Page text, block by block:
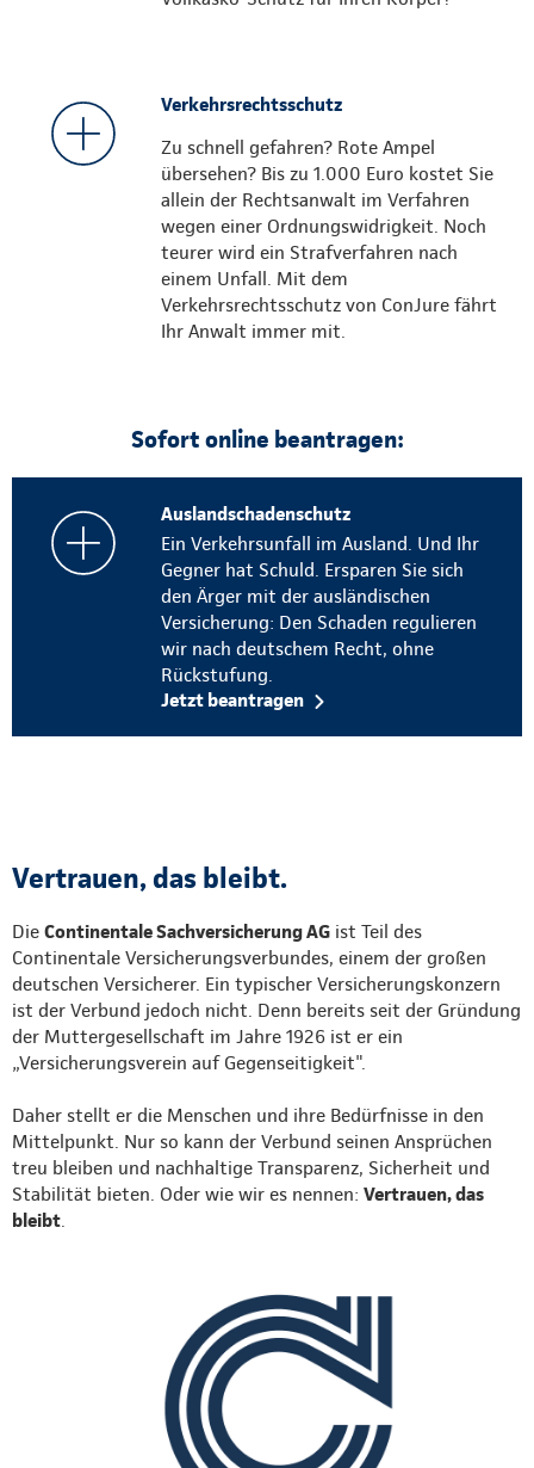
Verkehrsrechtsschutz
Zu schnell gefahren? Rote Ampel
übersehen? Bis zu 1.000 Euro kostet Sie
allein der Rechtsanwalt im Verfahren
wegen einer Ordnungswidrigkeit. Noch
teurer wird ein Strafverfahren nach
einem Unfall. Mit dem
Verkehrsrechtsschutz von ConJure fährt
Ihr Anwalt immer mit.
Sofort online beantragen:
Auslandschadenschutz
Ein Verkehrsunfall im Ausland. Und Ihr
Gegner hat Schuld. Ersparen Sie sich
den Ärger mit der ausländischen
Versicherung: Den Schaden regulieren
wir nach deutschem Recht, ohne
Rückstufung.
Jetzt beantragen
Vertrauen, das bleibt.
Die Continentale Sachversicherung AG ist Teil des
Continentale Versicherungsverbundes, einem der großen
deutschen Versicherer. Ein typischer Versicherungskonzern
ist der Verbund jedoch nicht. Denn bereits seit der Gründung
der Muttergesellschaft im Jahre 1926 ist er ein
„Versicherungsverein auf Gegenseitigkeit".
Daher stellt er die Menschen und ihre Bedürfnisse in den
Mittelpunkt. Nur so kann der Verbund seinen Ansprüchen
treu bleiben und nachhaltige Transparenz, Sicherheit und
Stabilität bieten. Oder wie wir es nennen: Vertrauen, das
bleibt